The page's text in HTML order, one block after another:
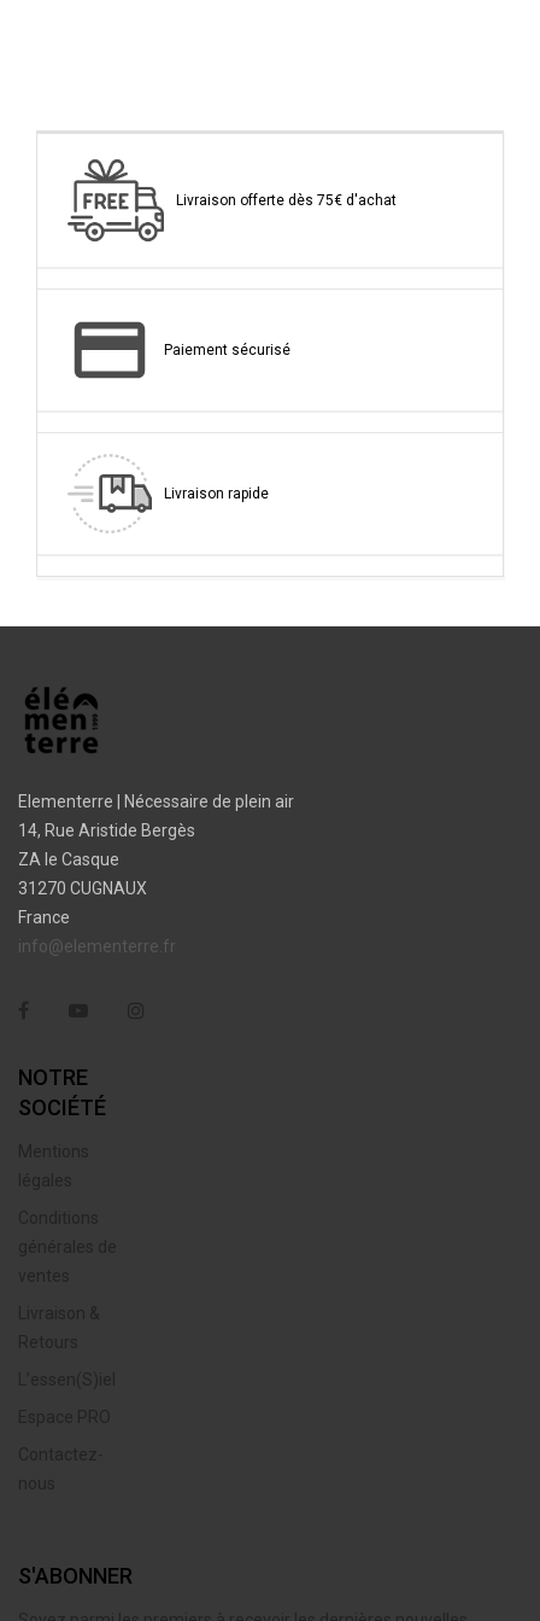
Livraison offerte dès 75€ d'achat
Paiement sécurisé
Livraison rapide
Elementerre | Nécessaire de plein air
14, Rue Aristide Bergès
ZA le Casque
31270 CUGNAUX
France
info@elementerre.fr
NOTRE
SOCIÉTÉ
S'ABONNER